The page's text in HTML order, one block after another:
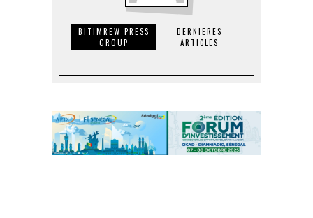
BITIMREW PRESS
GROUP
DERNIERES
ARTICLES